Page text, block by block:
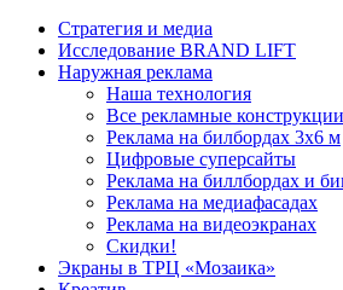
Стратегия и медиа
Исследование BRAND LIFT
Наружная реклама
Наша технология
Все рекламные конструкции
Реклама на билбордах 3х6 м
Цифровые суперсайты
Реклама на биллбордах и
Реклама на медиафасадах
Реклама на видеоэкранах
Скидки!
Экраны в ТРЦ «Мозаика»